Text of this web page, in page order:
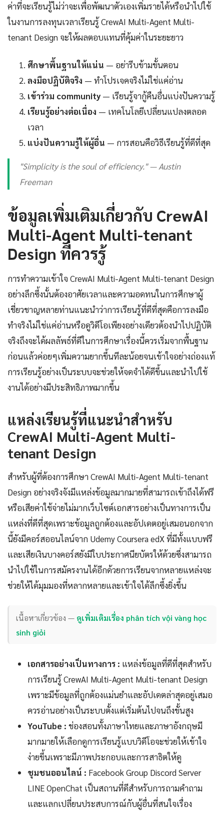
ค่าที่จะเรียนรู้ไม่ว่าจะเพื่อพัฒนาตัวเองเพิ่มรายได้หรือนำไปใช้
ในงานการลงทุนเวลาเรียนรู้ CrewAI Multi-Agent Multi-
tenant Design จะให้ผลตอบแทนที่คุ้มค่าในระยะยาว
ศึกษาพื้นฐานให้แน่น — อย่ารีบข้ามขั้นตอน
ลงมือปฏิบัติจริง — ทำโปรเจคจริงไม่ใช่แค่อ่าน
เข้าร่วม community — เรียนรู้จากู้คืนอื่นแบ่งปันความรู้
เรียนรู้อย่างต่อเนื่อง — เทคโนโลยีเปลี่ยนแปลงตลอด
เวลา
แบ่งปันความรู้ให้ผู้อื่น — การสอนคือวิธีเรียนรู้ที่ดีที่สุด
"Simplicity is the soul of efficiency." — Austin
Freeman
ข้อมูลเพิ่มเติมเกี่ยวกับ CrewAI
Multi-Agent Multi-tenant
Design ที่ควรรู้
การทำความเข้าใจ CrewAI Multi-Agent Multi-tenant Design
อย่างลึกซึ้งนั้นต้องอาศัยเวลาและความอดทนในการศึกษาผู้
เชี่ยวชาญหลายท่านแนะนำว่าการเรียนรู้ที่ดีที่สุดคือการลงมือ
ทำจริงไม่ใช่แค่อ่านหรือดูวิดีโอเพียงอย่างเดียวต้องนำไปปฏิบัติ
จริงถึงจะได้ผลลัพธ์ที่ดีในการศึกษาเรื่องนี้ควรเริ่มจากพื้นฐาน
ก่อนแล้วค่อยๆเพิ่มความยากขึ้นทีละน้อยจนเข้าใจอย่างถ่องแท้
การเรียนรู้อย่างเป็นระบบจะช่วยให้จดจำได้ดีขึ้นและนำไปใช้
งานได้อย่างมีประสิทธิภาพมากขึ้น
แหล่งเรียนรู้ที่แนะนำสำหรับ
CrewAI Multi-Agent Multi-
tenant Design
สำหรับผู้ที่ต้องการศึกษา CrewAI Multi-Agent Multi-tenant
Design อย่างจริงจังมีแหล่งข้อมูลมากมายที่สามารถเข้าถึงได้ฟรี
หรือเสียค่าใช้จ่ายไม่มากเว็บไซต์เอกสารอย่างเป็นทางการเป็น
แหล่งที่ดีที่สุดเพราะข้อมูลถูกต้องและอัปเดตอยู่เสมอนอกจาก
นี้ยังมีคอร์สออนไลน์จาก Udemy Coursera edX ที่มีทั้งแบบฟรี
และเสียเงินบางคอร์สยังมีใบประกาศนียบัตรให้ด้วยซึ่งสามารถ
นำไปใช้ในการสมัครงานได้อีกด้วยการเรียนจากหลายแหล่งจะ
ช่วยให้ได้มุมมองที่หลากหลายและเข้าใจได้ลึกซึ้งยิ่งขึ้น
เนื้อหาเกี่ยวข้อง — ดูเพิ่มเติมเรื่อง phân tích vội vàng học
sinh giỏi
เอกสารอย่างเป็นทางการ : แหล่งข้อมูลที่ดีที่สุดสำหรับ
การเรียนรู้ CrewAI Multi-Agent Multi-tenant Design
เพราะมีข้อมูลที่ถูกต้องแม่นยำและอัปเดตล่าสุดอยู่เสมอ
ควรอ่านอย่างเป็นระบบตั้งแต่เริ่มต้นไปจนถึงขั้นสูง
YouTube : ช่องสอนทั้งภาษาไทยและภาษาอังกฤษมี
มากมายให้เลือกดูการเรียนรู้แบบวิดีโอจะช่วยให้เข้าใจ
ง่ายขึ้นเพราะมีภาพประกอบและการสาธิตให้ดู
ชุมชนออนไลน์ : Facebook Group Discord Server
LINE OpenChat เป็นสถานที่ดีสำหรับการถามคำถาม
และแลกเปลี่ยนประสบการณ์กับผู้อื่นที่สนใจเรื่อง